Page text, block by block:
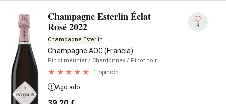
Champagne Esterlin Éclat
Rosé 2022
Champagne Esterlin
Champagne AOC (Francia)
Pinot meunier / Chardonnay / Pinot noir
1 opinión
4
Agotado